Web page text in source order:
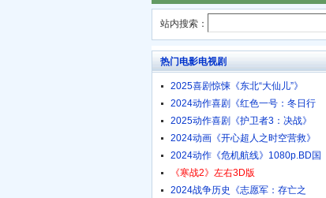
站内搜索：
热门电影电视剧
2025喜剧惊悚《东北“大仙儿”》
1080p.HD国语中字
2024动作喜剧《红色一号：冬日行
动》4K.HD中英双字
2025动作喜剧《护卫者3：决战》
1080p.HD国语中字
2024动画《开心超人之时空营救》
4K.HD国语中字
2024动作《危机航线》1080p.BD国
语中字
《寒战2》左右3D版
2024战争历史《志愿军：存亡之